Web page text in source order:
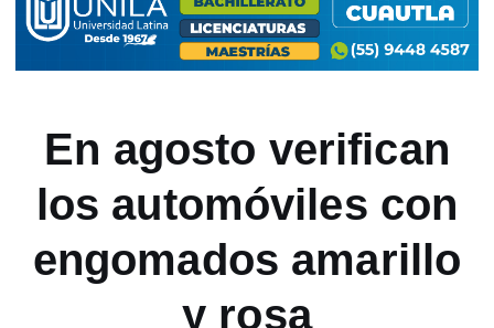
En agosto verifican
los automóviles con
engomados amarillo
y rosa